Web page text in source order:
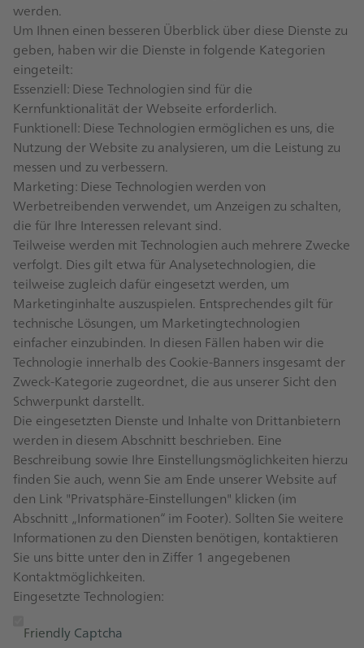
werden.
Um Ihnen einen besseren Überblick über diese Dienste zu
geben, haben wir die Dienste in folgende Kategorien
eingeteilt:
Essenziell: Diese Technologien sind für die
Kernfunktionalität der Webseite erforderlich.
Funktionell: Diese Technologien ermöglichen es uns, die
Nutzung der Website zu analysieren, um die Leistung zu
messen und zu verbessern.
Marketing: Diese Technologien werden von
Werbetreibenden verwendet, um Anzeigen zu schalten,
die für Ihre Interessen relevant sind.
Teilweise werden mit Technologien auch mehrere Zwecke
verfolgt. Dies gilt etwa für Analysetechnologien, die
teilweise zugleich dafür eingesetzt werden, um
Marketinginhalte auszuspielen. Entsprechendes gilt für
technische Lösungen, um Marketingtechnologien
einfacher einzubinden. In diesen Fällen haben wir die
Technologie innerhalb des Cookie-Banners insgesamt der
Zweck-Kategorie zugeordnet, die aus unserer Sicht den
Schwerpunkt darstellt.
Die eingesetzten Dienste und Inhalte von Drittanbietern
werden in diesem Abschnitt beschrieben. Eine
Beschreibung sowie Ihre Einstellungsmöglichkeiten hierzu
finden Sie auch, wenn Sie am Ende unserer Website auf
den Link "Privatsphäre-Einstellungen" klicken (im
Abschnitt „Informationen“ im Footer). Sollten Sie weitere
Informationen zu den Diensten benötigen, kontaktieren
Sie uns bitte unter den in Ziffer 1 angegebenen
Kontaktmöglichkeiten.
Eingesetzte Technologien:
Friendly Captcha